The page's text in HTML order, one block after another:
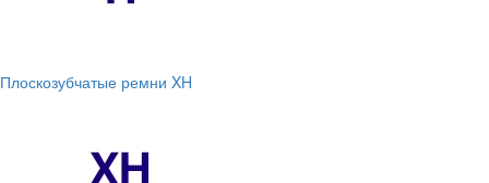
Плоскозубчатые ремни XH